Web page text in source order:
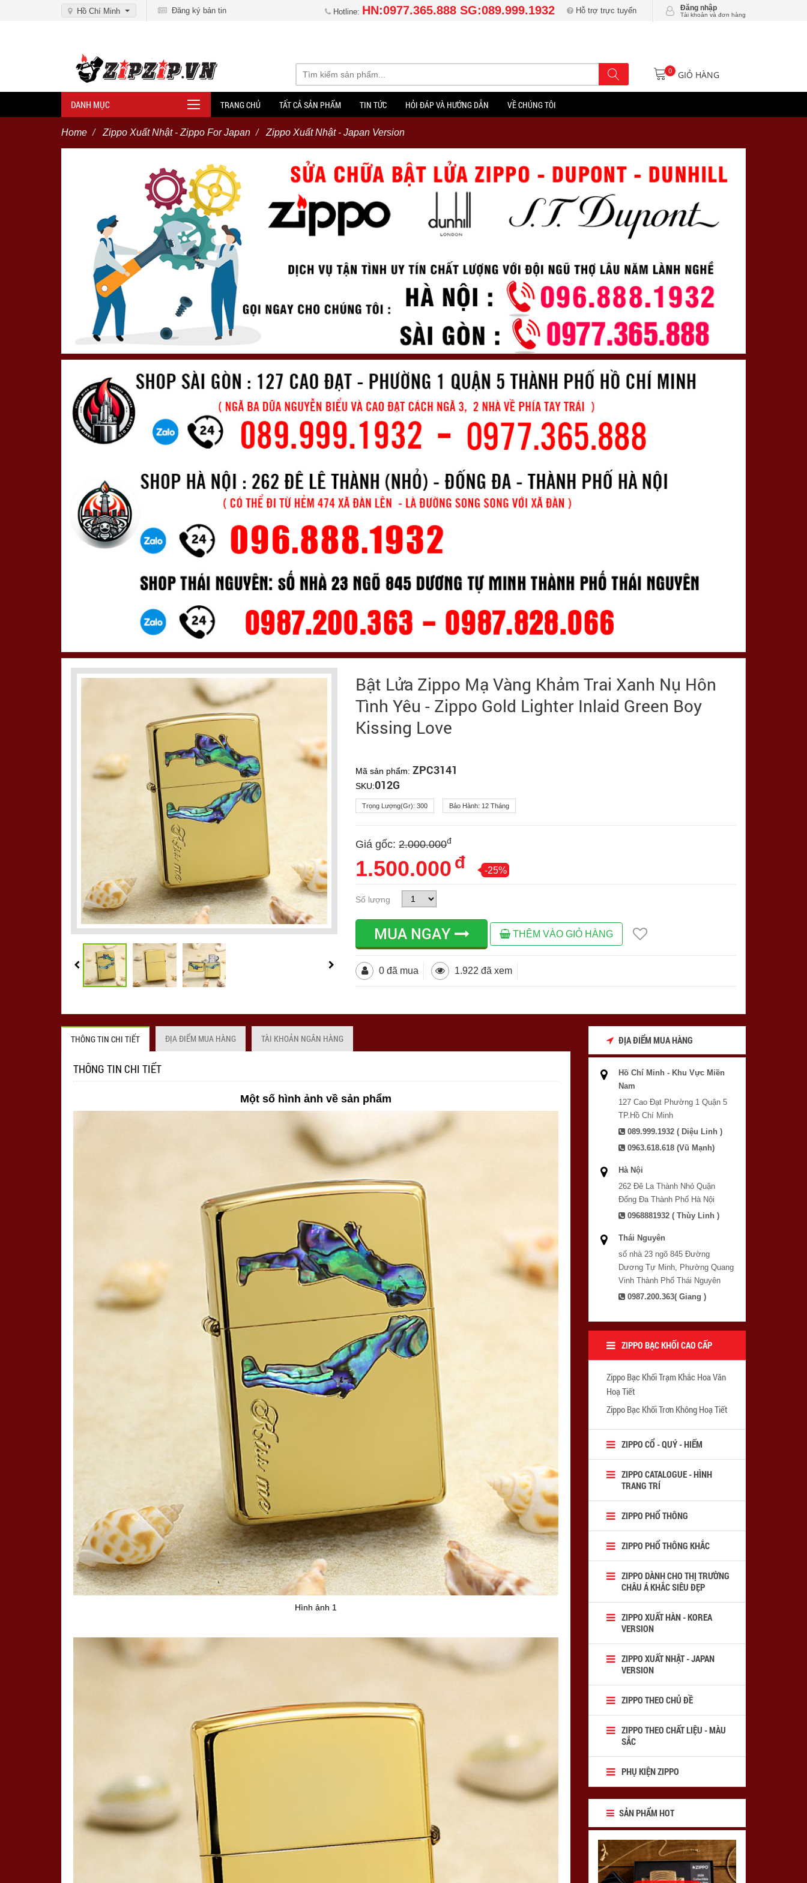
Hồ Chí Minh Đăng ký bản tin Hotline: HN:0977.365.888 SG:089.999.1932 Hỗ trợ trực tuyến Đăng nhập
Tài khoản và đơn hàng
0 GIỎ HÀNG
DANH MỤC TRANG CHỦ TẤT CẢ SẢN PHẨM TIN TỨC HỎI ĐÁP VÀ HƯỚNG DẪN VỀ CHÚNG TÔI
Home Zippo Xuất Nhật - Zippo For Japan Zippo Xuất Nhật - Japan Version
Bật Lửa Zippo Mạ Vàng Khảm Trai Xanh Nụ Hôn
Tình Yêu - Zippo Gold Lighter Inlaid Green Boy
Kissing Love
Mã sản phẩm:ZPC3141
SKU:012G
Trọng Lượng(gr):300 Bảo Hành: 12 Tháng
Giá gốc: 2.000.000đ
1.500.000 đ -25%
Số lượng
MUA NGAY THÊM VÀO GIỎ HÀNG
0 đã mua 1.922 đã xem
THÔNG TIN CHI TIẾT ĐỊA ĐIỂM MUA HÀNG TÀI KHOẢN NGÂN HÀNG
THÔNG TIN CHI TIẾT
Một số hình ảnh về sản phẩm
Hình ảnh 1
ĐỊA ĐIỂM MUA HÀNG
Hồ Chí Minh - Khu Vực Miền
Nam
127 Cao Đạt Phường 1 Quận 5
TP.Hồ Chí Minh
089.999.1932 ( Diệu Linh )
0963.618.618 (Vũ Mạnh)
Hà Nội
262 Đê La Thành Nhỏ Quận
Đống Đa Thành Phố Hà Nội
0968881932 ( Thùy Linh )
Thái Nguyên
số nhà 23 ngõ 845 Đường
Dương Tự Minh, Phường Quang
Vinh Thành Phố Thái Nguyên
0987.200.363( Giang )
ZIPPO BẠC KHỐI CAO CẤP
Zippo Bạc Khối Trạm Khắc Hoa Văn
Hoạ Tiết
Zippo Bạc Khối Trơn Không Hoạ Tiết
ZIPPO CỔ - QUÝ - HIẾM
ZIPPO CATALOGUE - HÌNH
TRANG TRÍ
ZIPPO PHỔ THÔNG
ZIPPO PHỔ THÔNG KHẮC
ZIPPO DÀNH CHO THỊ TRƯỜNG
CHÂU Á KHẮC SIÊU ĐẸP
ZIPPO XUẤT HÀN - KOREA
VERSION
ZIPPO XUẤT NHẬT - JAPAN
VERSION
ZIPPO THEO CHỦ ĐỀ
ZIPPO THEO CHẤT LIỆU - MÀU
SẮC
PHỤ KIỆN ZIPPO
SẢN PHẨM HOT